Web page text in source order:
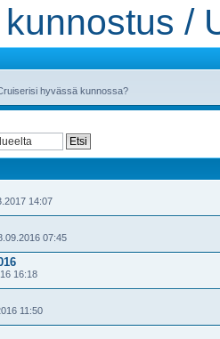
/
hyvässä kunnossa?
14:07
07:45
16:18
11:50